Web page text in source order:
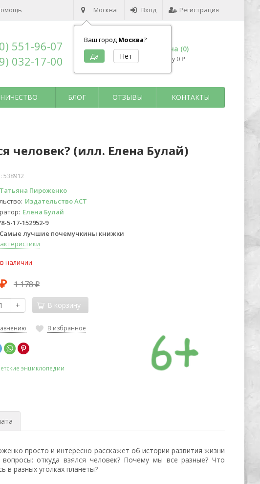
Москва
Ваш город Москва?
Вход Регистрация
551-96-07
032-17-00
Корзина (0)
на сумму 0 ₽
БЛОГ ОТЗЫВЫ КОНТАКТЫ
человек? (илл. Елена Булай)
538912
Татьяна Пироженко
Издательство АСТ
Елена Булай
5-17-152952-9
Самые лучшие почемучкины книжки
наличии
₽ 1 178₽
+ В корзину
В избранное
энциклопедии
просто и интересно расскажет об истории развития жизни
откуда взялся человек? Почему мы все разные? Что
в разных уголках планеты?